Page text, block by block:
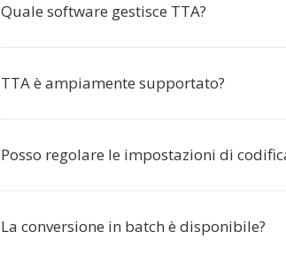
Quale software gestisce TTA?
TTA è ampiamente supportato?
Posso regolare le impostazioni di
La conversione in batch è disponibile?